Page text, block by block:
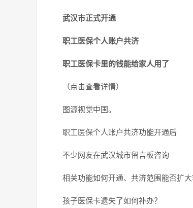
武汉市正式开通
职工医保个人账户共济
职工医保卡里的钱能给家人用了
（点击查看详情）
图源视觉中国。
职工医保个人账户共济功能开通后
不少网友在武汉城市留言板咨询
相关功能如何开通、共济范围能否扩
孩子医保卡遗失了如何补办？